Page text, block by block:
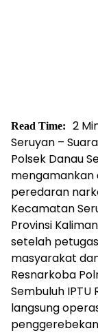
Read Time:
2
Seruyan –
Polsek Danau
mengamankan
peredaran
Kecamatan
Provinsi
setelah
masyarakat
Resnarkoba
Sembuluh
langsung
penggerebekan